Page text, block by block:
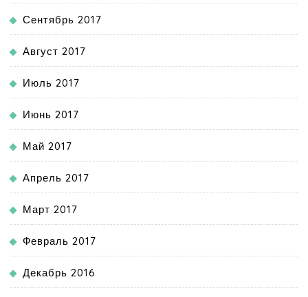
Сентябрь 2017
Август 2017
Июль 2017
Июнь 2017
Май 2017
Апрель 2017
Март 2017
Февраль 2017
Декабрь 2016